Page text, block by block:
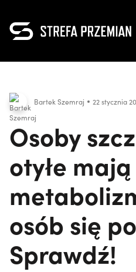
Bartek Szemraj 22 stycznia
Osoby
otyłe
osób się
Sprawdź!